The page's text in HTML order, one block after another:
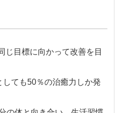
じ目標に向かって改善を目
ても50％の治癒力しか発